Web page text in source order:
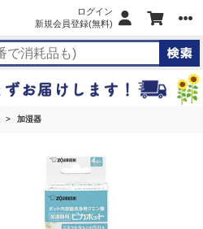
ログイン
新規会員登録(無料)
加湿器